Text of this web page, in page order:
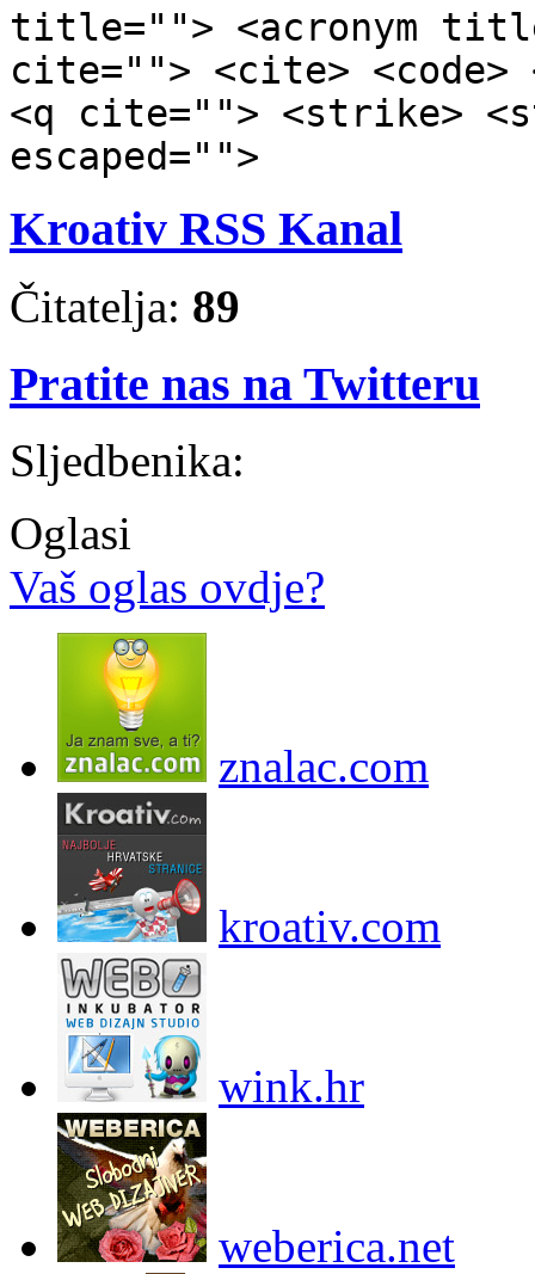
title=""> <acronym
cite=""> <cite> <code>
<q cite=""> <strike>
escaped="">
Kroativ RSS Kanal
Čitatelja: 89
Pratite nas na Twitteru
Sljedbenika:
Oglasi
Vaš oglas ovdje?
znalac.com
kroativ.com
wink.hr
weberica.net